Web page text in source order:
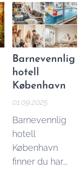
Barnevennlig
hotell
København
01.09.2025
Barnevennlig
hotell
København
finner du har.